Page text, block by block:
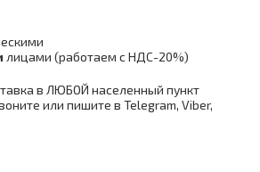
лицами (работаем с НДС-20%)
в ЛЮБОЙ населенный пункт
или пишите в Telegram, Viber,